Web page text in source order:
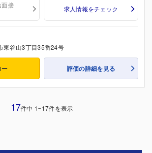
面接 求人情報をチェック
東谷山3丁目35番24号
ー 評価の詳細を見る
17件中 1~17件を表示